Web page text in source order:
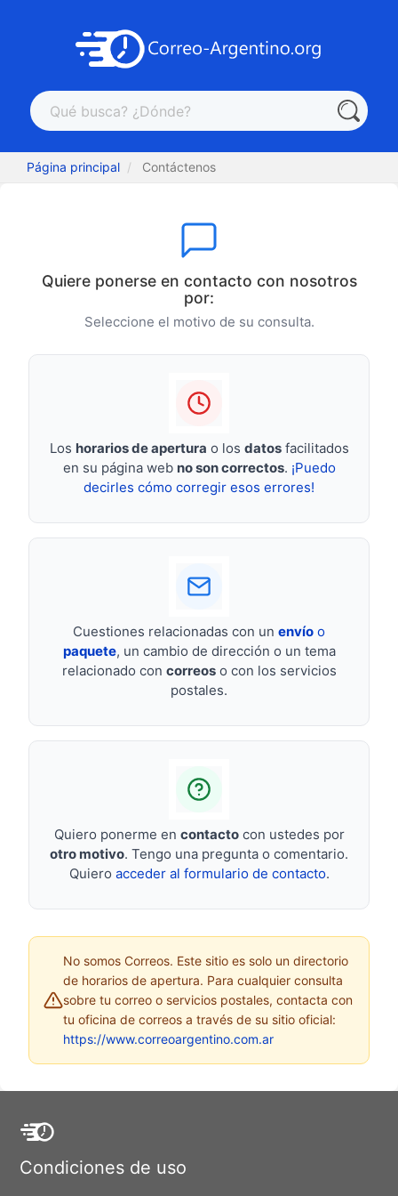
Página principal Contáctenos
Quiere ponerse en contacto con nosotros
por:
Seleccione el motivo de su consulta.
Los horarios de apertura o los datosfacilitados
en su página web no son correctos. ¡Puedo
decirles cómo corregir esos errores!
Cuestiones relacionadas con un envío o
paquete, un cambio de dirección o un tema
relacionado con correoso con los servicios
postales.
Quiero ponerme en contactocon ustedes por
otro motivo. Tengo una pregunta o comentario.
Quiero acceder al formulario de contacto.
No somos Correos. Este sitio es solo un directorio
de horarios de apertura. Para cualquier consulta
sobre tu correo o servicios postales, contacta con
tu oficina de correos a través de su sitio oficial:
https://www.correoargentino.com.ar
Condiciones de uso